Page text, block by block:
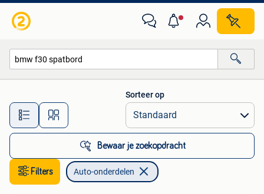
Alle afstanden…
Sorteer op
Bewaar je zoekopdracht
Filters Auto-onderdelen